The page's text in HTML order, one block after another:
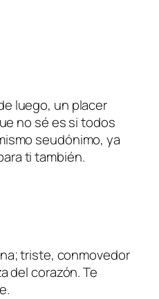
luego, un placer
no sé es si todos
seudónimo, ya
ti también.
triste, conmovedor
del corazón. Te